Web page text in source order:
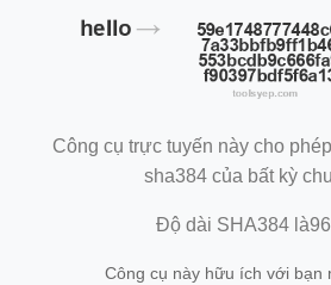
Công cụ trực tuyến này cho
sha384 của bất kỳ
Độ dài SHA384
Công cụ này hữu ích với bạn